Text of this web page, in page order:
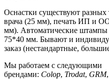
Оснастки существуют разных
врача (25 мм), печать ИП и
мм). Автоматические
75*40 мм. Бывают и
заказ (нестандартные,
Мы работаем с следующими
брендами: Colop, Trodat, GRM,